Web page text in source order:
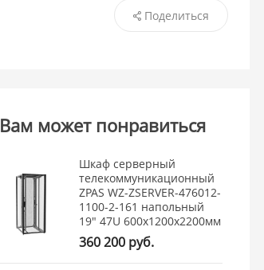
Поделиться
Вам может понравиться
Шкаф серверный
телекоммуникационный
ZPAS WZ-ZSERVER-476012-
1100-2-161 напольный
19" 47U 600x1200x2200мм
360 200 руб.